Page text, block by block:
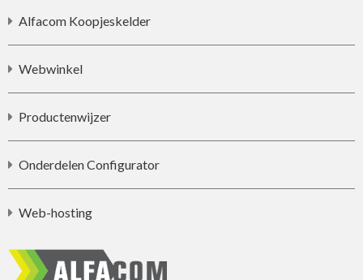
Alfacom Koopjeskelder
Webwinkel
Productenwijzer
Onderdelen Configurator
Web-hosting